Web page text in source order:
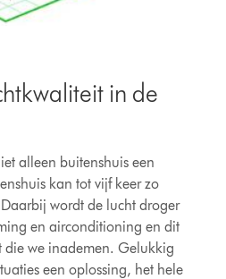
in de
alleen buitenshuis een
kan tot vijf keer zo
wordt de lucht droger
en airconditioning en dit
die we inademen. Gelukkig
een oplossing, het hele